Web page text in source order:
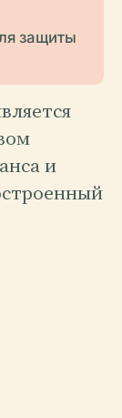
защиты
и